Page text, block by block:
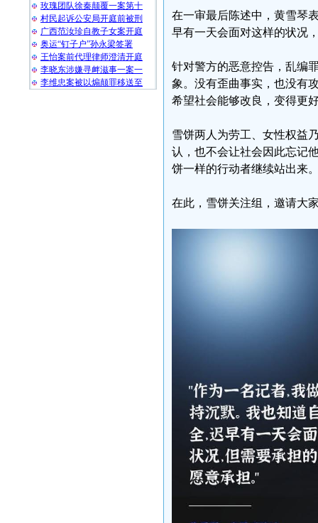
玫瑰团队徐秦颠覆一案第十
村民起诉公安局开庭前被刑
广西范汝珍自教子女案开庭
奥运“钉子户”孙永梁签署
王怡案前代理律师澄清开庭
李晓东涉嫌寻衅滋事一案一
李维忠案被以煽颠罪移送至
在一审最后陈述中，黄雪琴
早有一天会面对这样的状况
针对警方的恶意控告，乱编
象。没有歪曲事实，也没有
希望社会能够改良，变得更
雪饼两人为劳工、女性权益
认，也不会让社会因此忘记
饼一样的行动者继续站出来
在此，雪饼关注组，邀请大